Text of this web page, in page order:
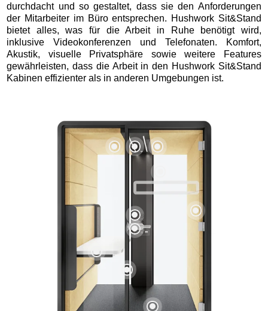
durchdacht und so gestaltet, dass sie den Anforderungen
der Mitarbeiter im Büro entsprechen. Hushwork Sit&Stand
bietet alles, was für die Arbeit in Ruhe benötigt wird,
inklusive Videokonferenzen und Telefonaten. Komfort,
Akustik, visuelle Privatsphäre sowie weitere Features
gewährleisten, dass die Arbeit in den Hushwork Sit&Stand
Kabinen effizienter als in anderen Umgebungen ist.